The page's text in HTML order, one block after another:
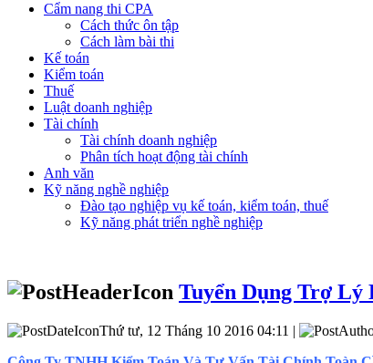
Cẩm nang thi CPA
Cách thức ôn tập
Cách làm bài thi
Kế toán
Kiểm toán
Thuế
Luật doanh nghiệp
Tài chính
Tài chính doanh nghiệp
Phân tích hoạt động tài chính
Anh văn
Kỹ năng nghề nghiệp
Đào tạo nghiệp vụ kế toán, kiểm toán, thuế
Kỹ năng phát triển nghề nghiệp
Tuyển Dụng Trợ Lý
Thứ tư, 12 Tháng 10 2016 04:11 |